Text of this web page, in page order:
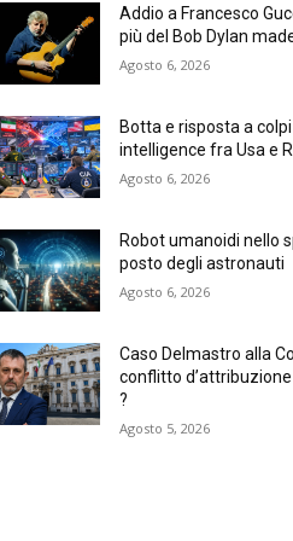
Addio a Francesco
più del Bob Dylan
Agosto 6, 2026
Botta e risposta a
intelligence fra Usa e
Agosto 6, 2026
Robot umanoidi nello
posto degli astronauti
Agosto 6, 2026
Caso Delmastro alla
conflitto
?
Agosto 5, 2026